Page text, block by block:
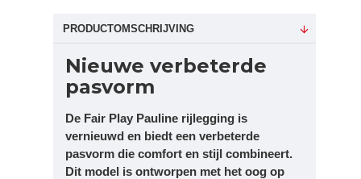
PRODUCTOMSCHRIJVING
Nieuwe verbeterde
pasvorm
De Fair Play Pauline rijlegging is
vernieuwd en biedt een verbeterde
pasvorm die comfort en stijl combineert.
Dit model is ontworpen met het oog op